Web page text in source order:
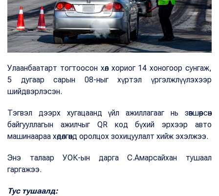
Улаанбаатарт тогтоосон хөл хориог 14 хоногоор сунгаж,
5 дугаар сарын 08-ныг хүртэл үргэлжлүүлэхээр
шийдвэрлэсэн.
Тэгвэл дээрх хугацаанд үйл ажиллагааг нь зөвшөөрсөн
байгууллагын ажилчыг QR код бүхий эрхээр авто
машинаараа хөдөлгөөнд оролцох зохицуулалт хийж эхэлжээ.
Энэ талаар УОК-ын дарга С.Амарсайхан тушаал
гаргажээ.
Тус тушаалд: